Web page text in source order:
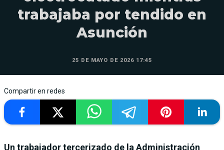
trabajaba por tendido en
Asunción
25 DE MAYO DE 2026 17:45
Compartir en redes
Un trabajador tercerizado de la Administración